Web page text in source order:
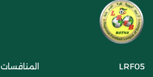
LRF05 المنافسات